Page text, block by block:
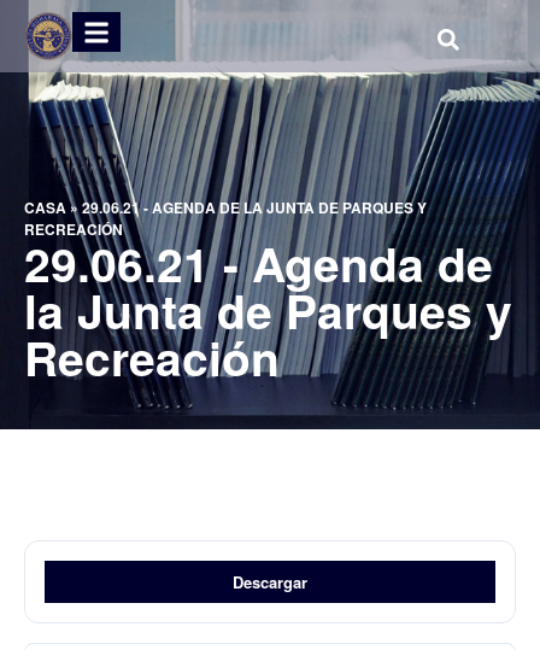
CASA»29.06.21 - AGENDA DE LA JUNTA DE PARQUES Y
RECREACIÓN
29.06.21 - Agenda de
la Junta de Parques y
Recreación
Descargar